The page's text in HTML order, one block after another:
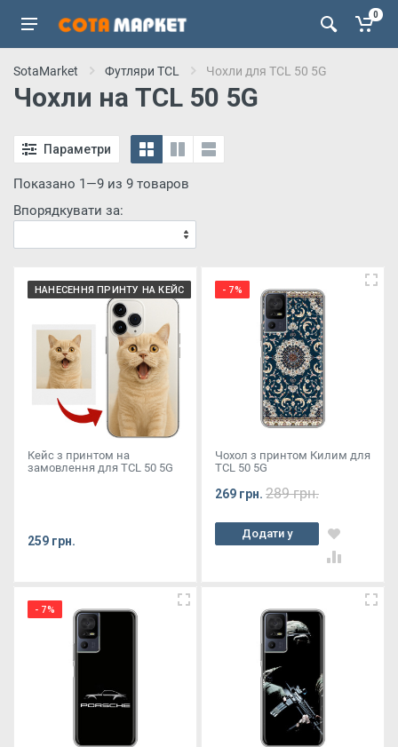
0
SotaMarket Футляри TCL Чохли для TCL 50 5G
Чохли на TCL 50 5G
Параметри
Показано 1—9 из 9 товаров
Впорядкувати за:
НАНЕСЕННЯ ПРИНТУ НА КЕЙС
Кейс з принтом на
замовлення для TCL 50 5G
259 грн.
- 7%
Чохол з принтом Килим для
TCL 50 5G
269 грн. 289 грн.
Додати у
кошик
- 7%